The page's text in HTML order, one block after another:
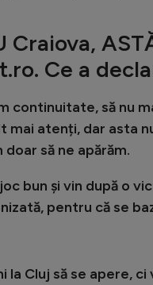
Craiova,
Ce a
continuitate, să nu
mai atenți, dar asta
să ne apărăm.
bun și vin după o
pentru că se
la Cluj să se apere,